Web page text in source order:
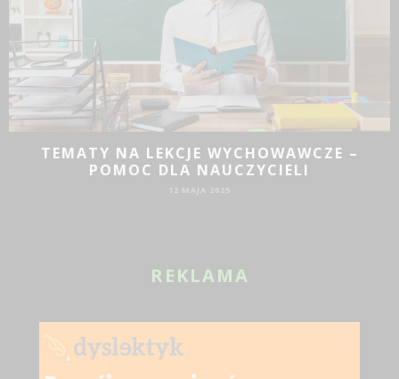
TEMATY NA LEKCJE WYCHOWAWCZE –
POMOC DLA NAUCZYCIELI
12 MAJA 2025
REKLAMA